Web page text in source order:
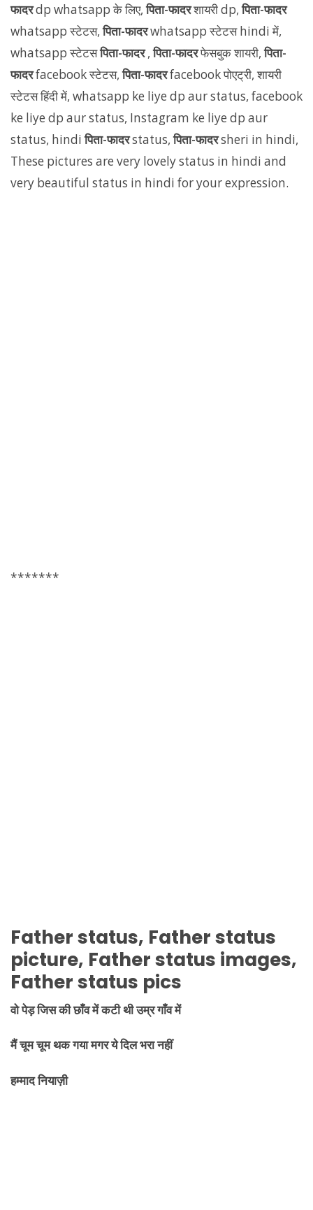
फादरdp whatsapp के लिए,पिता-फादरशायरी dp,पिता-फादर
whatsapp स्टेटस,पिता-फादरwhatsapp स्टेटस hindi में,
whatsapp स्टेटसपिता-फादर,पिता-फादरफेसबुक शायरी,पिता-
फादरfacebook स्टेटस,पिता-फादरfacebook पोएट्री, शायरी
स्टेटस हिंदी में, whatsapp ke liye dp aur status, facebook
ke liye dp aur status, Instagram ke liye dp aur
status, hindiपिता-फादरstatus,पिता-फादरsheri in hindi,
These pictures are very lovely status in hindi and
very beautiful status in hindi for your expression.
*******
Fatherstatus, Fatherstatus
picture, Fatherstatus images,
Fatherstatus pics
वो पेड़ जिस की छाँव में कटी थी उम्र गाँव में
मैं चूम चूम थक गया मगर ये दिल भरा नहीं
हम्माद नियाज़ी